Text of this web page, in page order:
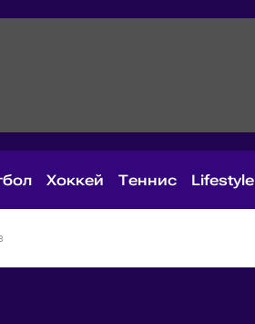
Хоккей Теннис Lifestyle